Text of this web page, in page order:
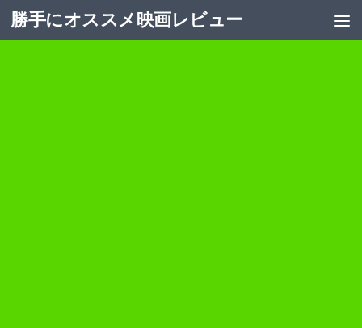
コンテンツへスキップ
勝手にオススメ映画レビュー